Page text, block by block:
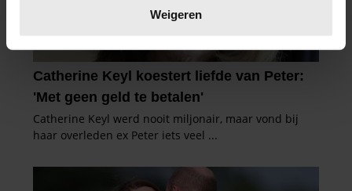
verwerkt en stel uw voorkeuren in het
intrekken in de Cookieverklaring.
We gebruiken cookies om content en advertenties te
personaliseren, om functies voor social media te bieden
en om ons websiteverkeer te analyseren. Ook delen we
informatie over uw gebruik van onze site met onze
partners kunnen deze gegevens combineren met andere
Weigeren